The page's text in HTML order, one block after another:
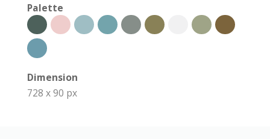
Palette
Dimension
728 x 90 px